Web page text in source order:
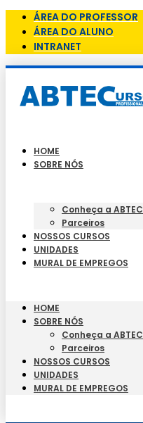
ÁREA DO PROFESSOR
ÁREA DO ALUNO
INTRANET
HOME
SOBRE NÓS
Conheça a ABTEC
Parceiros
NOSSOS CURSOS
UNIDADES
MURAL DE EMPREGOS
HOME
SOBRE NÓS
Conheça a ABTEC
Parceiros
NOSSOS CURSOS
UNIDADES
MURAL DE EMPREGOS